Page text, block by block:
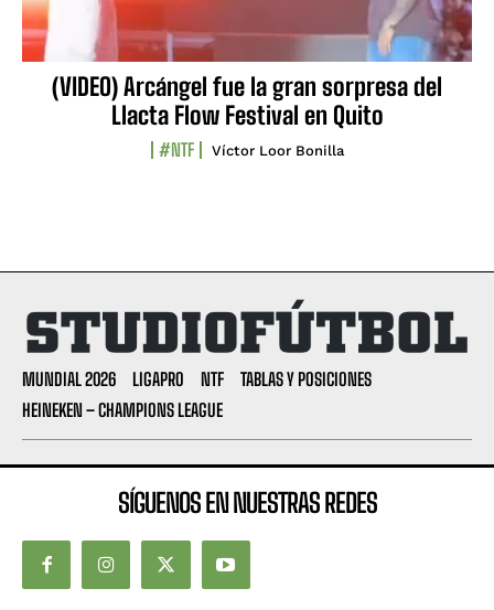
(VIDEO) Arcángel fue la gran sorpresa del
Llacta Flow Festival en Quito
#NTF Víctor Loor Bonilla
MUNDIAL 2026 LIGAPRO NTF
TABLAS Y POSICIONES
HEINEKEN – CHAMPIONS LEAGUE
SÍGUENOS EN NUESTRAS REDES